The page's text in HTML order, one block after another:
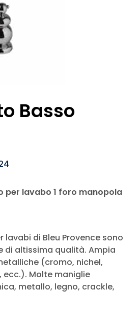
Basso
per lavabo 1 foro manopola
lavabi di Bleu Provence sono
di altissima qualità. Ampia
(cromo, nichel,
ecc.). Molte maniglie
metallo, legno, crackle,